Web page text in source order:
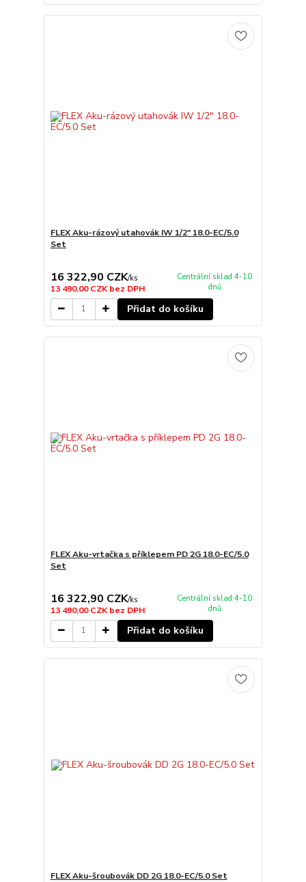
FLEX Aku-rázový utahovák IW 1/2" 18.0-EC/5.0
Set
16 322,90 CZK/ks
13 490,00 CZKbez DPH
Centrální sklad 4-10
dnů
Přidat do košíku
FLEX Aku-vrtačka s příklepem PD 2G 18.0-EC/5.0
Set
16 322,90 CZK/ks
13 490,00 CZKbez DPH
Centrální sklad 4-10
dnů
Přidat do košíku
FLEX Aku-šroubovák DD 2G 18.0-EC/5.0 Set